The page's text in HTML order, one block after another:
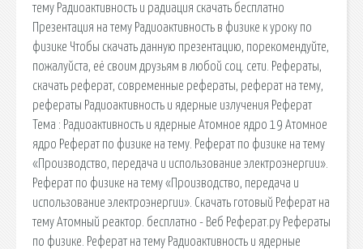
тему Радиоактивность и радиация скачать бесплатно
Презентация на тему Радиоактивность в физике к уроку по
физике Чтобы скачать данную презентацию, порекомендуйте,
пожалуйста, её своим друзьям в любой соц. сети. Рефераты,
скачать реферат, современные рефераты, реферат на тему,
рефераты Радиоактивность и ядерные излучения Реферат
Тема : Радиоактивность и ядерные Атомное ядро 19 Атомное
ядро Реферат по физике на тему. Реферат по физике на тему
«Производство, передача и использование электроэнергии».
Реферат по физике на тему «Производство, передача и
использование электроэнергии». Скачать готовый Реферат на
тему Атомный реактор. бесплатно - Веб Реферат.ру Рефераты
по физике. Реферат на тему Радиоактивность и ядерные